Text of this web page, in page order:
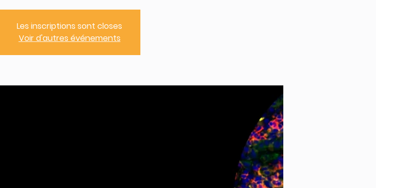
Les inscriptions sont closes
Voir d'autres événements